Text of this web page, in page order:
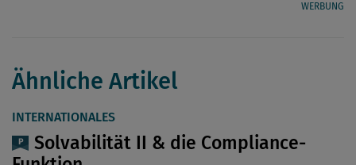
WERBUNG
Ähnliche Artikel
INTERNATIONALES
Solvabilität II & die Compliance-